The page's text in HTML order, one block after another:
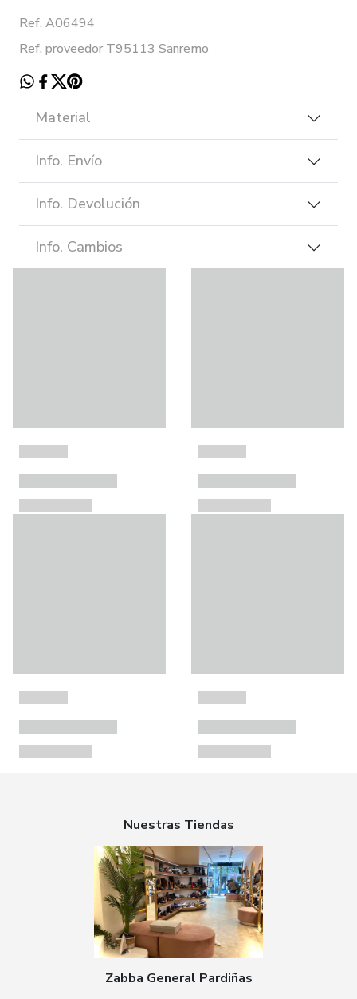
Ref. A06494
Ref. proveedor T95113 Sanremo
Material
Info. Envío
Info. Devolución
Info. Cambios
Nuestras Tiendas
Zabba General Pardiñas